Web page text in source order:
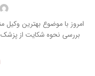
بررسی نحوه شکایت از پزشک